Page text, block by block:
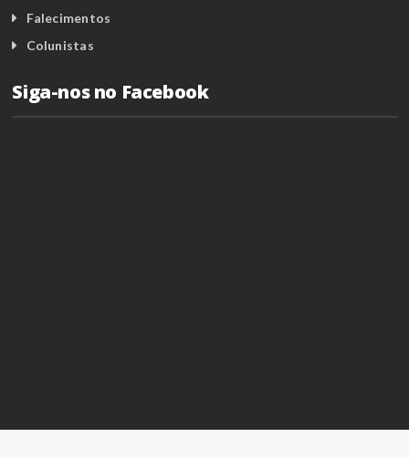
Falecimentos
Colunistas
Siga-nos no Facebook